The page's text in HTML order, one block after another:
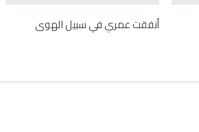
أنفقت عمري في سبيل الهوى